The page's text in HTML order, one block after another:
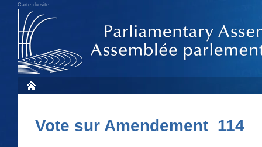
Carte du site
Vote sur Amendement 114